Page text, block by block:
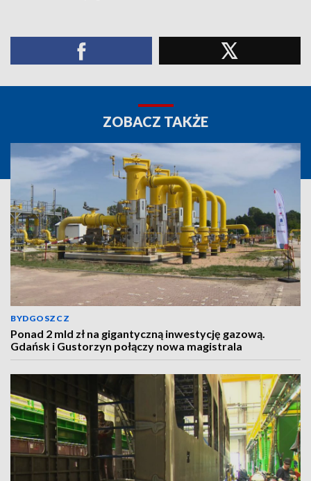
ZOBACZ TAKŻE
BYDGOSZCZ
Ponad 2 mld zł na gigantyczną inwestycję gazową.
Gdańsk i Gustorzyn połączy nowa magistrala